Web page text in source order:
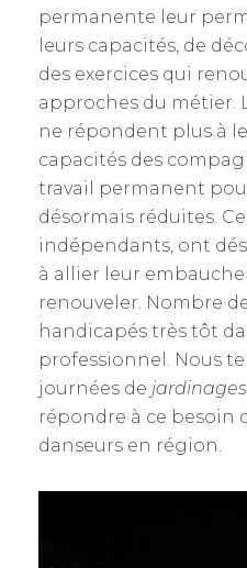
permanente leur
leurs capacités, de
des exercices qui
approches du métier.
ne répondent plus à
capacités des
travail permanent
désormais réduites.
indépendants, ont
à allier leur
renouveler. Nombre
handicapés très tôt
professionnel. Nous
journées de jardinages
répondre à ce besoin
danseurs en région.